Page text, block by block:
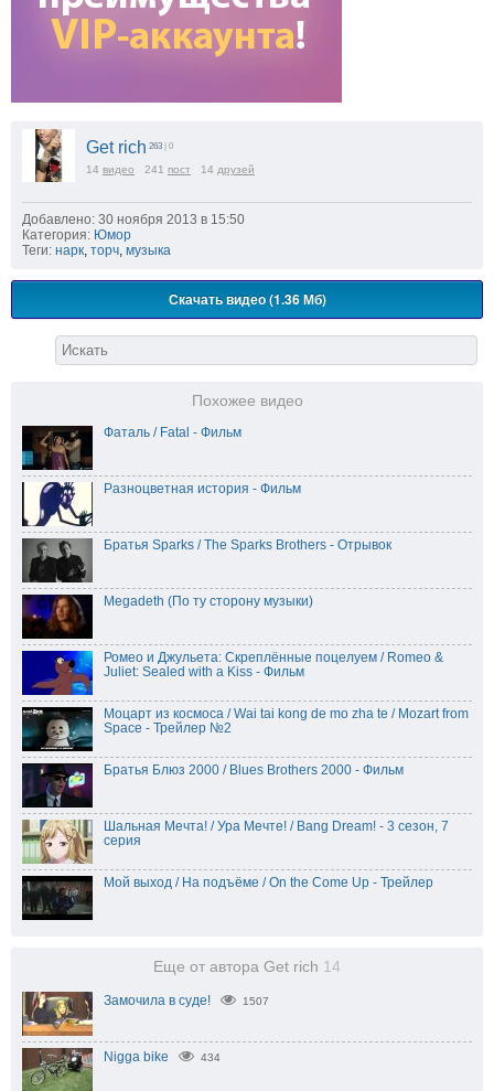
Get rich 263 | 0
14 видео 241 пост 14 друзей
Добавлено: 30 ноября 2013 в 15:50
Категория: Юмор
Теги: нарк, торч, музыка
Скачать видео (1.36 Мб)
Похожее видео
Фаталь / Fatal - Фильм
Разноцветная история - Фильм
Братья Sparks / The Sparks Brothers - Отрывок
Megadeth (По ту сторону музыки)
Ромео и Джульета: Скреплённые поцелуем / Romeo &
Juliet: Sealed with a Kiss - Фильм
Моцарт из космоса / Wai tai kong de mo zha te / Mozart from
Space - Трейлер №2
Братья Блюз 2000 / Blues Brothers 2000 - Фильм
Шальная Мечта! / Ура Мечте! / Bang Dream! - 3 сезон, 7
серия
Мой выход / На подъёме / On the Come Up - Трейлер
Еще от автора Get rich 14
Замочила в суде! 1507
Nigga bike 434